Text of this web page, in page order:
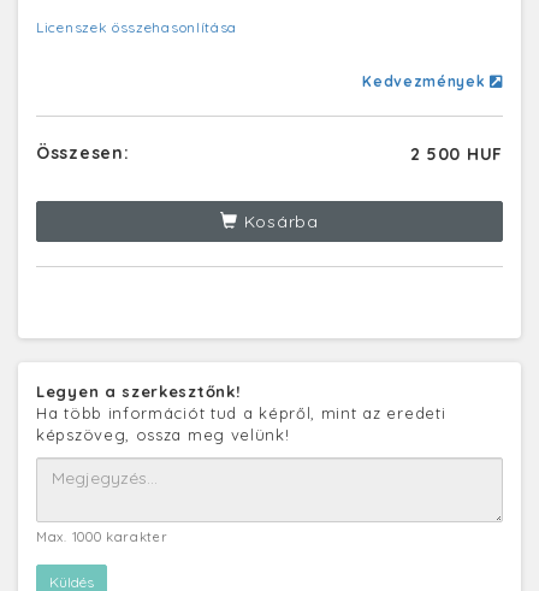
Licenszek összehasonlítása
Kedvezmények
Összesen: 2 500 HUF
Kosárba
Legyen a szerkesztőnk!
Ha több információt tud a képről, mint az eredeti
képszöveg, ossza meg velünk!
Max. 1000 karakter